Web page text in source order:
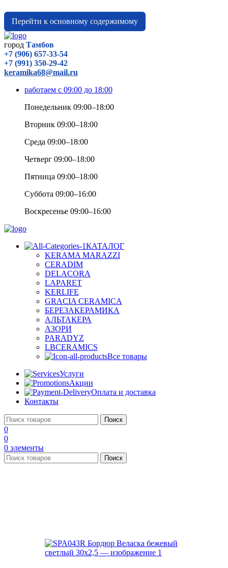
Перейти к основному содержимому
город Тамбов
+7 (906) 657-33-54
+7 (991) 350-29-42
keramika68@mail.ru
работаем с 09:00 до 18:00
Понедельник 09:00–18:00
Вторник 09:00–18:00
Среда 09:00–18:00
Четверг 09:00–18:00
Пятница 09:00–18:00
Суббота 09:00–16:00
Воскресенье 09:00–16:00
КАТАЛОГ
KERAMA MARAZZI
CERADIM
DELACORA
LAPARET
KERLIFE
GRACIA CERAMICA
БЕРЕЗАКЕРАМИКА
АЛЬТАКЕРА
АЗОРИ
PARADYZ
LBCERAMICS
Все товары
Услуги
Акции
Оплата и доставка
Контакты
Поиск
0
0
0 элементы
Поиск